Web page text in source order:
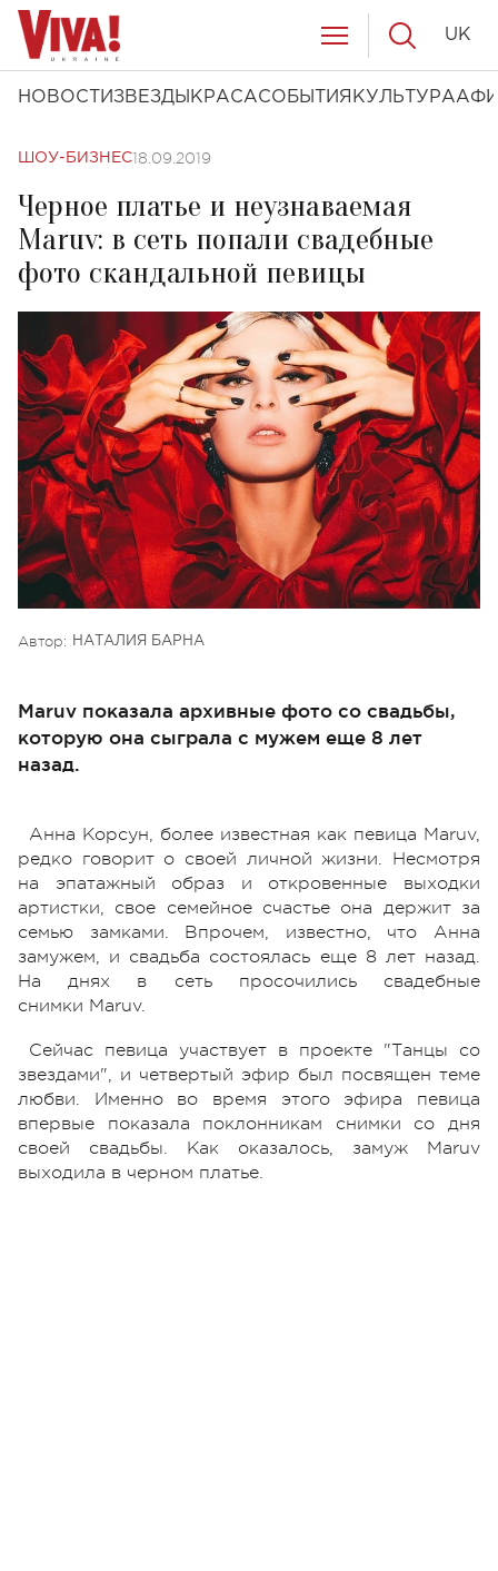
НОВОСТИ ЗВЕЗДЫ КРАСАСОБЫТИЯ КУЛЬТУРА
UK
ШОУ-БИЗНЕС18.09.2019
Черное платье и неузнаваемая
Maruv: в сеть попали свадебные
фото скандальной певицы
Автор: НАТАЛИЯ БАРНА
Maruv показала архивные фото со свадьбы,
которую она сыграла с мужем еще 8 лет
назад.
Анна Корсун, более известная как певица Maruv,
редко говорит о своей личной жизни. Несмотря
на эпатажный образ и откровенные выходки
артистки, свое семейное счастье она держит за
семью замками. Впрочем, известно, что Анна
замужем, и свадьба состоялась еще 8 лет назад.
На днях в сеть просочились свадебные
снимки Maruv.
Сейчас певица участвует в проекте "Танцы со
звездами", и четвертый эфир был посвящен теме
любви. Именно во время этого эфира певица
впервые показала поклонникам снимки со дня
своей свадьбы. Как оказалось, замуж Maruv
выходила в черном платье.